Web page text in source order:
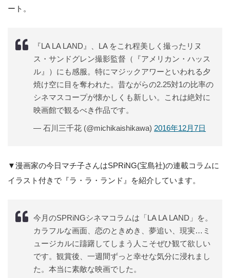
ート。
『LA LA LAND』、LA をこれ程美しく撮ったリヌ
ス・サンドグレン撮影監督（『アメリカン・ハッス
ル』）にも感服。特にマジックアワーといわれる夕
焼け空に目を奪われた。昔ながらの2.25対1の比率の
シネマスコープが懐かしくも新しい。これは絶対に
映画館で観るべき作品です。
— 石川三千花 (@michikaishikawa) 2016年12月7日
▼漫画家の今日マチ子さんはSPRiNG(宝島社)の連載コラムに
イラスト付きで『ラ・ラ・ランド』を紹介しています。
今月のSPRiNGシネマコラムは「LA LA LAND」を。
カラフルな画面、恋のときめき、夢追い、現実…ミ
ュージカルに躊躇してしまう人こそぜひ観て欲しい
です。観賞後、一週間ずっと幸せな気分に浸れまし
た。本当に素敵な映画でした。